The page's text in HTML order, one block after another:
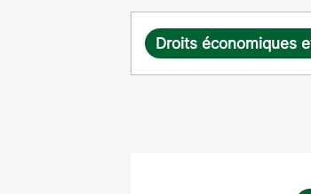
Requête